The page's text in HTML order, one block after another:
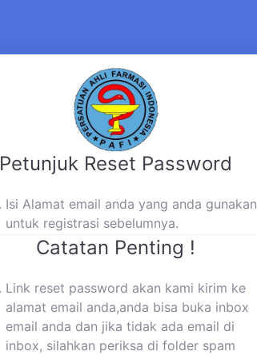
Petunjuk Reset Password
Isi Alamat email anda yang anda gunakan
untuk registrasi sebelumnya.
Catatan Penting !
Link reset password akan kami kirim ke
alamat email anda,anda bisa buka inbox
email anda dan jika tidak ada email di
inbox, silahkan periksa di folder spam